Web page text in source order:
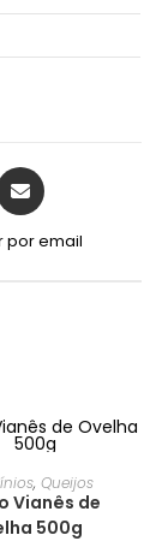
por email
, Queijos
Vianês de
500g